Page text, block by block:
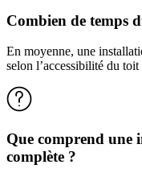
Combien de temps
En moyenne, une
selon l’accessibilité du
Que comprend
complète ?